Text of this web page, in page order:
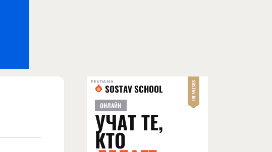
РЕКЛАМА